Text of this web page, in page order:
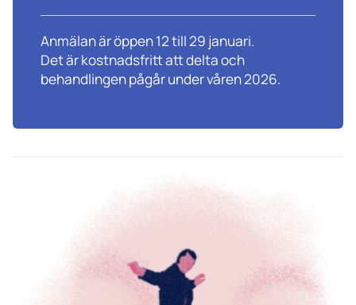
Anmälan är öppen 12 till 29 januari.
Det är kostnadsfritt att delta och
behandlingen pågår under våren 2026.